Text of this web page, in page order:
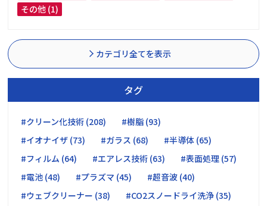
その他 (1)
カテゴリ全てを表示
タグ
#クリーン化技術 (208)
#樹脂 (93)
#イオナイザ (73)
#ガラス (68)
#半導体 (65)
#フィルム (64)
#エアレス技術 (63)
#表面処理 (57)
#電池 (48)
#プラズマ (45)
#超音波 (40)
#ウェブクリーナー (38)
#CO2スノードライ洗浄 (35)